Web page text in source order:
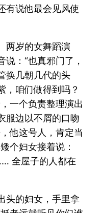
有说他最会见风使
两岁的女舞蹈演
说：“也真邪门了，
换几朝几代的头
，咱们做得到吗？
一个负责整理演出
服边以不屑的口吻
他这号人，肯定当
个妇女接着说：
全屋子的人都在
头的妇女，手里拿